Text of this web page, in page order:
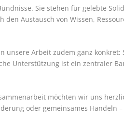
Sie stehen für gelebte
Austausch von Wissen,
unsere Arbeit zudem ganz
Unterstützung ist ein zentraler
möchten wir uns
oder gemeinsames Handeln